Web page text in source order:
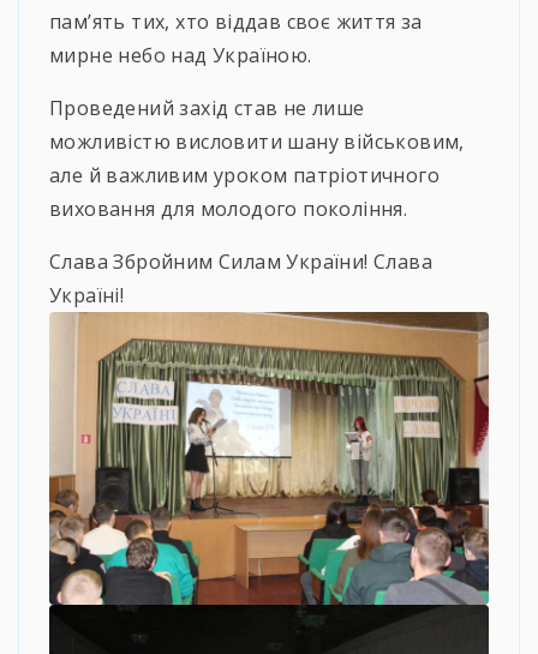
пам’ять тих, хто віддав своє життя за
мирне небо над Україною.
Проведений захід став не лише
можливістю висловити шану військовим,
але й важливим уроком патріотичного
виховання для молодого покоління.
Слава Збройним Силам України! Слава
Україні!